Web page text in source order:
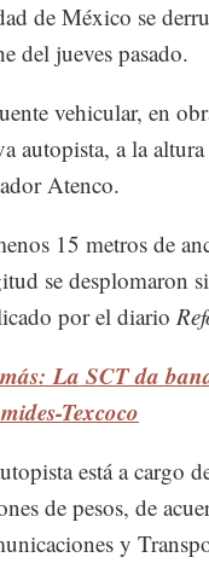
de México se
del jueves pasado.
vehicular, en
autopista, a la
Atenco.
15 metros de
se desplomaron
por el diario
La SCT da
Texcoco
está a cargo
de pesos, de
y